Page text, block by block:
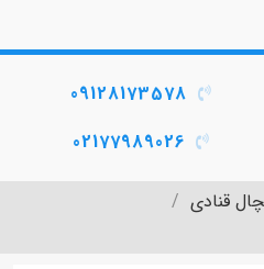
09128173578
02177989026
قنادی